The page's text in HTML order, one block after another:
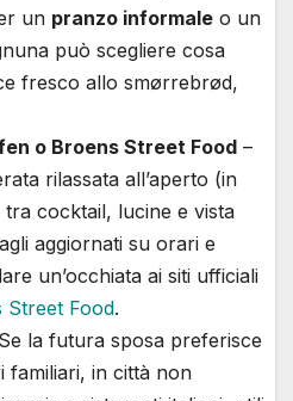
un pranzo informale o un
può scegliere cosa
fresco allo smørrebrød,
o Broens Street Food –
rilassata all’aperto (in
cocktail, lucine e vista
aggiornati su orari e
un’occhiata ai siti ufficiali
Street Food.
la futura sposa preferisce
familiari, in città non